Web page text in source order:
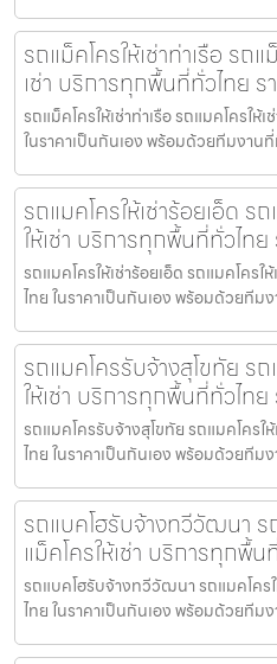
รถแม็คโครให้เช่าท่าเรือ รถ
เช่า บริการทุกพื้นที่ทั่วไทย ร
รถแม็คโครให้เช่าท่าเรือ รถแมคโครให้
ในราคาเป็นกันเอง พร้อมด้วยทีมงาน
รถแมคโครให้เช่าร้อยเอ็ด ร
ให้เช่า บริการทุกพื้นที่ทั่วไทย
รถแมคโครให้เช่าร้อยเอ็ด รถแมคโคร
ไทย ในราคาเป็นกันเอง พร้อมด้วยที
รถแมคโครรับจ้างสุโขทัย ร
ให้เช่า บริการทุกพื้นที่ทั่วไทย
รถแมคโครรับจ้างสุโขทัย รถแมคโครใ
ไทย ในราคาเป็นกันเอง พร้อมด้วยที
รถแบคโฮรับจ้างทวีวัฒนา ร
แม็คโครให้เช่า บริการทุกพื้
รถแบคโฮรับจ้างทวีวัฒนา รถแมคโคร
ไทย ในราคาเป็นกันเอง พร้อมด้วยที